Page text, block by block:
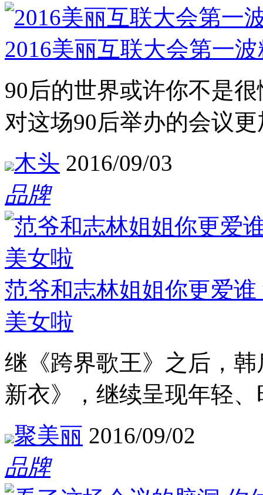
2016美丽互联大会第一
90后的世界或许你不是
对这场90后举办的会议
木头 2016/09/03
品牌
范爷和志林姐姐你更爱
美女啦
继《跨界歌王》之后，
新衣》，继续呈现年轻
聚美丽 2016/09/02
品牌